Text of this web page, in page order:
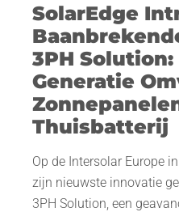
SolarEdge
3PH
Generatie
Thuisbatterij
Op de Intersolar Europe
zijn nieuwste innovatie
3PH Solution, een